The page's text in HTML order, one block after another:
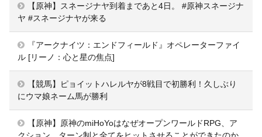
【原神】スネージナヤ到着まであと4日。 #原神スネージナ
ヤ #スネージナヤが来る
『アークナイツ：エンドフィールド』オペレーターファイ
ル [リーノ：心と星の焦点]
【競馬】ピョイットハレルヤが8戦目で初勝利！久しぶり
にウマ娘ネーム馬が勝利
【原神】原神のmiHoYoはなぜオープンワールドRPG、ア